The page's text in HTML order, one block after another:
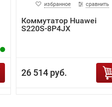
избранное сравнить
Коммутатор Huawei
S220S-8P4JX
26 514 руб.